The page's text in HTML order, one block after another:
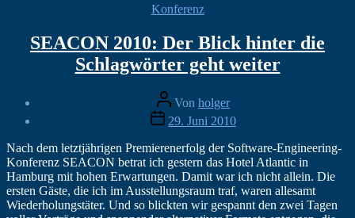
Kategorien
Konferenz
SEACON 2010: Der Blick hinter die
Schlagwörter geht weiter
Beitragsautor
Von holger
Veröffentlichungsdatum
29. Juni 2010
Nach dem letztjährigen Premierenerfolg der Software-Engineering-
Konferenz SEACON betrat ich gestern das Hotel Atlantic in
Hamburg mit hohen Erwartungen. Damit war ich nicht allein. Die
ersten Gäste, die ich im Ausstellungsraum traf, waren allesamt
Wiederholungstäter. Und so blickten wir gespannt den zwei Tagen